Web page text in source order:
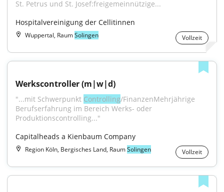
St. Petrus und St. Josef:freigemeinnützige...
Hospitalvereinigung der Cellitinnen
Wuppertal, RaumSolingen Vollzeit
Werkscontroller (m|w|d)
"...mit Schwerpunkt Controlling/FinanzenMehrjährige
Berufserfahrung im Bereich Werks- oder
Produktionscontrolling..."
Capitalheads a Kienbaum Company
Region Köln, Bergisches Land, RaumSolingen Vollzeit